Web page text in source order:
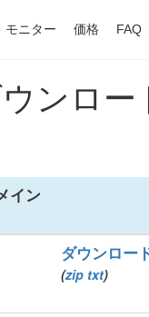
モニター 価格 FAQ
ンロー
イン
ダウンロー
(zip txt)